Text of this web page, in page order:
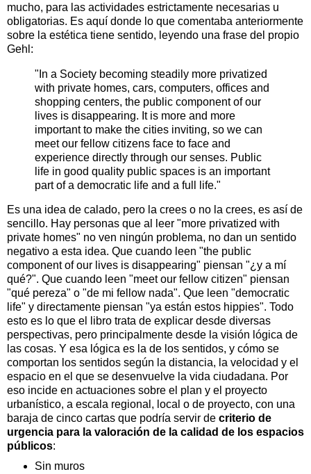
mucho, para las actividades estrictamente necesarias u
obligatorias. Es aquí donde lo que comentaba anteriormente
sobre la estética tiene sentido, leyendo una frase del propio
Gehl:
"In a Society becoming steadily more privatized
with private homes, cars, computers, offices and
shopping centers, the public component of our
lives is disappearing. It is more and more
important to make the cities inviting, so we can
meet our fellow citizens face to face and
experience directly through our senses. Public
life in good quality public spaces is an important
part of a democratic life and a full life."
Es una idea de calado, pero la crees o no la crees, es así de
sencillo. Hay personas que al leer "more privatized with
private homes" no ven ningún problema, no dan un sentido
negativo a esta idea. Que cuando leen "the public
component of our lives is disappearing" piensan "¿y a mí
qué?". Que cuando leen "meet our fellow citizen" piensan
"qué pereza" o "de mi fellow nada". Que leen "democratic
life" y directamente piensan "ya están estos hippies". Todo
esto es lo que el libro trata de explicar desde diversas
perspectivas, pero principalmente desde la visión lógica de
las cosas. Y esa lógica es la de los sentidos, y cómo se
comportan los sentidos según la distancia, la velocidad y el
espacio en el que se desenvuelve la vida ciudadana. Por
eso incide en actuaciones sobre el plan y el proyecto
urbanístico, a escala regional, local o de proyecto, con una
baraja de cinco cartas que podría servir de criterio de
urgencia para la valoración de la calidad de los espacios
públicos:
Sin muros